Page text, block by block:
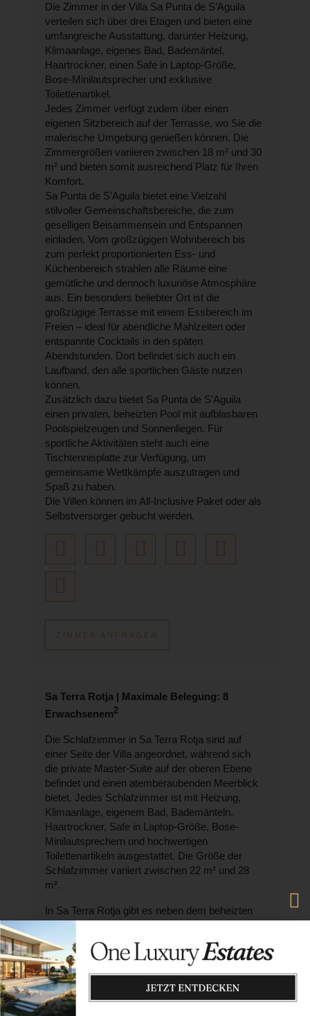
Die Zimmer in der Villa Sa Punta de S’Aguila
verteilen sich über drei Etagen und bieten eine
umfangreiche Ausstattung, darunter Heizung,
Klimaanlage, eigenes Bad, Bademäntel,
Haartrockner, einen Safe in Laptop-Größe,
Bose-Minilautsprecher und exklusive
Toilettenartikel.
Jedes Zimmer verfügt zudem über einen
eigenen Sitzbereich auf der Terrasse, wo Sie die
malerische Umgebung genießen können. Die
Zimmergrößen variieren zwischen 18 m² und 30
m² und bieten somit ausreichend Platz für Ihren
Komfort.
Sa Punta de S’Aguila bietet eine Vielzahl
stilvoller Gemeinschaftsbereiche, die zum
geselligen Beisammensein und Entspannen
einladen. Vom großzügigen Wohnbereich bis
zum perfekt proportionierten Ess- und
Küchenbereich strahlen alle Räume eine
gemütliche und dennoch luxuriöse Atmosphäre
aus. Ein besonders beliebter Ort ist die
großzügige Terrasse mit einem Essbereich im
Freien – ideal für abendliche Mahlzeiten oder
entspannte Cocktails in den späten
Abendstunden. Dort befindet sich auch ein
Laufband, den alle sportlichen Gäste nutzen
können.
Zusätzlich dazu bietet Sa Punta de S’Aguila
einen privaten, beheizten Pool mit aufblasbaren
Poolspielzeugen und Sonnenliegen. Für
sportliche Aktivitäten steht auch eine
Tischtennisplatte zur Verfügung, um
gemeinsame Wettkämpfe auszutragen und
Spaß zu haben.
Die Villen können im All-Inclusive Paket oder als
Selbstversorger gebucht werden.
ZIMMER ANFRAGEN
Sa Terra Rotja | Maximale Belegung: 8
Erwachsenem2
Die Schlafzimmer in Sa Terra Rotja sind auf
einer Seite der Villa angeordnet, während sich
die private Master-Suite auf der oberen Ebene
befindet und einen atemberaubenden Meerblick
bietet. Jedes Schlafzimmer ist mit Heizung,
Klimaanlage, eigenem Bad, Bademänteln,
Haartrockner, Safe in Laptop-Größe, Bose-
Minilautsprechern und hochwertigen
Toilettenartikeln ausgestattet. Die Größe der
Schlafzimmer variiert zwischen 22 m² und 28
m².
In Sa Terra Rotja gibt es neben dem beheizten
weitere wunderschön gestaltete Räume, die Sie
genießen können. Der großzügige Lounge-
Bereich bietet Ihnen Entspannungsmöglichkeiten
und ermöglicht Ihnen den Zugang zur schönen
Pergola im Freien. In der eleganten Küche
können Sie sich einen Snack zubereiten oder ein